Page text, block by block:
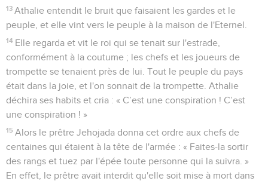
13 Athalie entendit le bruit que faisaient les gardes et le
peuple, et elle vint vers le peuple à la maison de l'Eternel.
14 Elle regarda et vit le roi qui se tenait sur l'estrade,
conformément à la coutume ; les chefs et les joueurs de
trompette se tenaient près de lui. Tout le peuple du pays
était dans la joie, et l'on sonnait de la trompette. Athalie
déchira ses habits et cria : « C’est une conspiration ! C’est
une conspiration ! »
15 Alors le prêtre Jehojada donna cet ordre aux chefs de
centaines qui étaient à la tête de l'armée : « Faites-la sortir
des rangs et tuez par l'épée toute personne qui la suivra. »
En effet, le prêtre avait interdit qu'elle soit mise à mort dans